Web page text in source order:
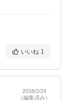
いいね 1
2018/2/24
（編集済み）